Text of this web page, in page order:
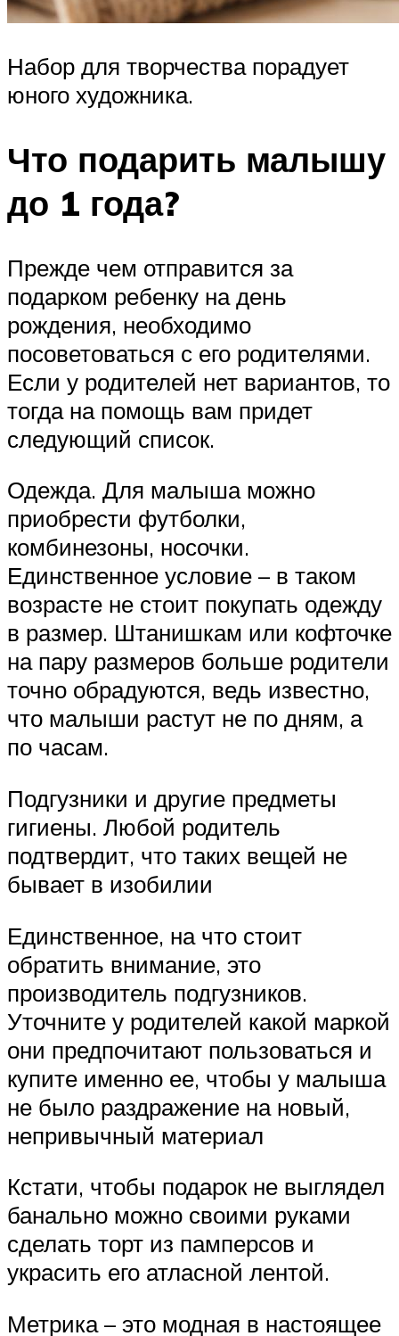
Набор для творчества порадует
юного художника.
Что подарить малышу
до 1 года?
Прежде чем отправится за
подарком ребенку на день
рождения, необходимо
посоветоваться с его родителями.
Если у родителей нет вариантов, то
тогда на помощь вам придет
следующий список.
Одежда. Для малыша можно
приобрести футболки,
комбинезоны, носочки.
Единственное условие – в таком
возрасте не стоит покупать одежду
в размер. Штанишкам или кофточке
на пару размеров больше родители
точно обрадуются, ведь известно,
что малыши растут не по дням, а
по часам.
Подгузники и другие предметы
гигиены. Любой родитель
подтвердит, что таких вещей не
бывает в изобилии
Единственное, на что стоит
обратить внимание, это
производитель подгузников.
Уточните у родителей какой маркой
они предпочитают пользоваться и
купите именно ее, чтобы у малыша
не было раздражение на новый,
непривычный материал
Кстати, чтобы подарок не выглядел
банально можно своими руками
сделать торт из памперсов и
украсить его атласной лентой.
Метрика – это модная в настоящее